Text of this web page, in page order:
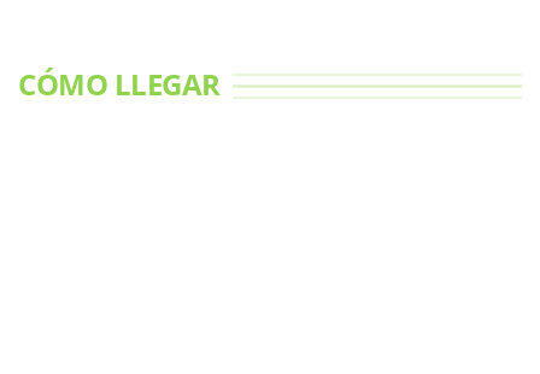
CÓMO LLEGAR